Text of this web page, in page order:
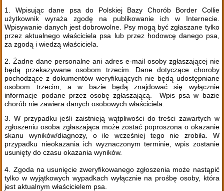
1. Wpisując dane psa do Polskiej Bazy Chorób Border Collie
użytkownik wyraża zgodę na publikowanie ich w Internecie.
Wpisywanie danych jest dobrowolne. Psy mogą być zgłaszane tylko
przez aktualnego właściciela psa lub przez hodowcę danego psa,
za zgodą i wiedzą właściciela.
2. Żadne dane personalne ani adres e-mail osoby zgłaszającej nie
będą przekazywane osobom trzecim. Dane dotyczące choroby
pochodzące z dokumentów weryfikujących nie będą udostępniane
osobom trzecim, a w bazie będą znajdować się wyłącznie
informacje podane przez osobę zgłaszającą. Wpis psa w bazie
chorób nie zawiera danych osobowych właściciela.
3. W przypadku jeśli zaistnieją wątpliwości do treści zawartych w
zgłoszeniu osoba zgłaszająca może zostać poproszona o okazanie
skanu wyników/diagnozy, o ile wcześniej tego nie zrobiła. W
przypadku nieokazania ich wyznaczonym terminie, wpis zostanie
usunięty do czasu okazania wyników.
4. Zgoda na usunięcie zweryfikowanego zgłoszenia może nastąpić
tylko w wyjątkowych wypadkach wyłącznie na prośbę osoby, która
jest aktualnym właścicielem psa.